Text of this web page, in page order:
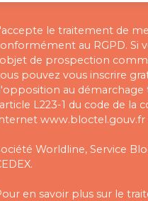
le traitement de
au RGPD. Si
de prospection
pouvez vous inscrire
au
L223-1 du code de la
www.bloctel.gouv.fr
Worldline, Service
en savoir plus sur le